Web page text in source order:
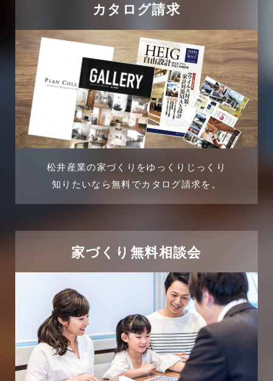
商品情報
土地に関するよくある質問
土地活用事例
土地活用提案
売買物件
太陽光発電活用事例
市民リフォームサービス
店舗・テナント施工事例
戸建賃貸住宅活用事例
2024年7月
2024年6月
2024年5月
2024年4月
2024年2月
2023年12月
2023年11月
2023年10月
2023年9月
カタログ請求
松井産業の家づくりをゆっくりじっくり
知りたいなら無料でカタログ請求を。
家づくり無料相談会